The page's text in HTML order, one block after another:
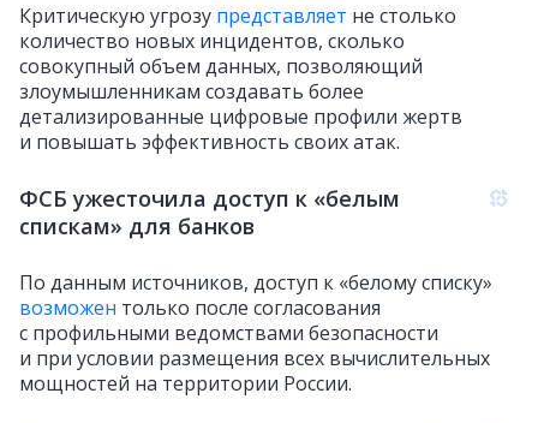
Критическую угрозу представляет не столько
количество новых инцидентов, сколько
совокупный объем данных, позволяющий
злоумышленникам создавать более
детализированные цифровые профили жертв
и повышать эффективность своих атак.
ФСБ ужесточила доступ к «белым
спискам» для банков
По данным источников, доступ к «белому списку»
возможен только после согласования
с профильными ведомствами безопасности
и при условии размещения всех вычислительных
мощностей на территории России.